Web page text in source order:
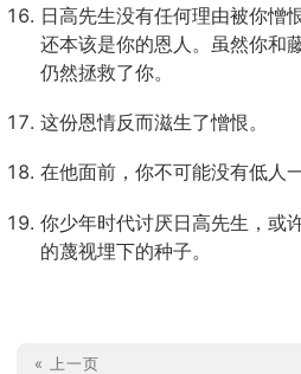
日高先生没有任何理由被你憎
还本该是你的恩人。虽然你和
仍然拯救了你。
这份恩情反而滋生了憎恨。
在他面前，你不可能没有低人
你少年时代讨厌日高先生，或
的蔑视埋下的种子。
« 上一页